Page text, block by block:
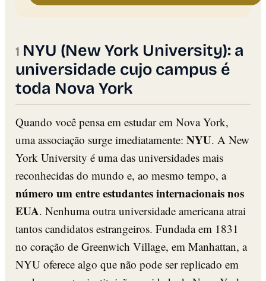
NYU (New York University): a
universidade cujo campus é
toda Nova York
Quando você pensa em estudar em Nova York,
uma associação surge imediatamente: NYU. A New
York University é uma das universidades mais
reconhecidas do mundo e, ao mesmo tempo, a
número um entre estudantes internacionais nos
EUA. Nenhuma outra universidade americana atrai
tantos candidatos estrangeiros. Fundada em 1831
no coração de Greenwich Village, em Manhattan, a
NYU oferece algo que não pode ser replicado em